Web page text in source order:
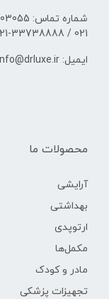
021 / 33738888-021
ایمیل: info@drluxe.ir
محصولات ما
آرایشی
بهداشتی
ارتوپدی
مکمل‌ها
مادر و کودک
تجهیزات پزشکی